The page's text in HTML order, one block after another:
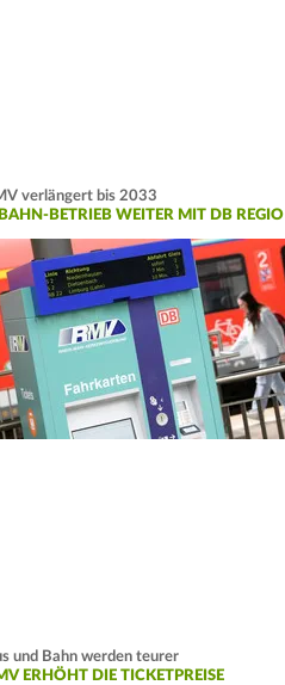
verlängert bis 2033
BETRIEB WEITER MIT DB REGIO
und Bahn werden teurer
ERHÖHT DIE TICKETPREISE